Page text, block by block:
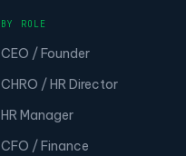
BY ROLE
CEO / Founder
CHRO / HR Director
HR Manager
CFO / Finance